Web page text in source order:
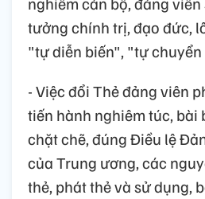
tưởng chính trị, đạo đức,
"tự diễn biến", "tự
- Việc đổi Thẻ đảng viên
tiến hành nghiêm túc, bài
chặt chẽ, đúng Điều lệ
của Trung ương, các
thẻ, phát thẻ và sử dụng,